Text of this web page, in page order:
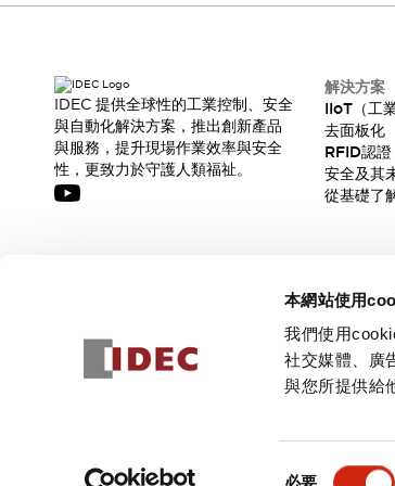
本網站使用
我們使用
社交媒體、廣
與您所提供給
必要
IDEC 提供全球性的工業控制、安全
與自動化解決方案，推出創新產品
與服務，提升現場作業效率與安全
性，更致力於守護人類福祉。
解決方案
IIoT（工
去面板化
RFID認證
安全及其
從基礎了
隱私權政策使用條款